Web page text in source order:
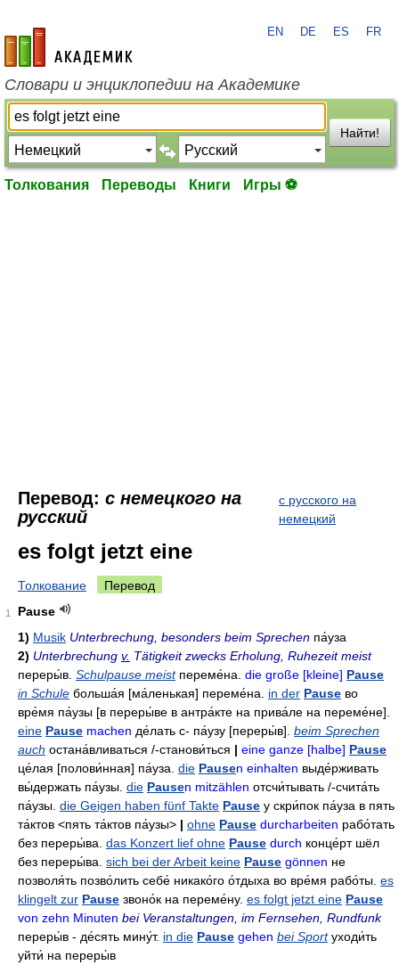
academic.ru
EN DE ES FR
Словари и энциклопедии на Академике
Найти!
Толкования Переводы Книги Игры ⚽
Перевод: с немецкого на
русский
с русского на
немецкий
es folgt jetzt eine
Толкование Перевод
1
Pause
1) Musik Unterbrechung, besonders beim Sprechen па́уза
2) Unterbrechung v. Tätigkeit zwecks Erholung, Ruhezeit meist
переры́в Schulpause meist переме́на die große [kleine] Pause
in Schule больша́я [ма́ленькая] переме́на in der Pause во
вре́мя па́узы [в переры́ве в антра́кте на прива́ле на переме́не].
eine Pause machen де́лать с- па́узу [переры́в]. beim Sprechen
auch остана́вливаться /-станови́ться | eine ganze [halbe] Pause
це́лая [полови́нная] па́уза die Pausen einhalten выде́рживать
вы́держать па́узы die Pausen mitzählen отсчи́тывать /-счита́ть
па́узы die Geigen haben fünf Takte Pause у скри́пок па́уза в пять
та́ктов <пять та́ктов па́узы> | ohne Pause durcharbeiten рабо́тать
без переры́ва das Konzert lief ohne Pause durch конце́рт шёл
без переры́ва sich bei der Arbeit keine Pause gönnen не
позволя́ть позво́лить себе́ никако́го о́тдыха во вре́мя рабо́ты es
klingelt zur Pause звоно́к на переме́ну. es folgt jetzt eine Pause
von zehn Minuten bei Veranstaltungen, im Fernsehen, Rundfunk
переры́в - де́сять мину́т. in die Pause gehen bei Sport уходи́ть
уйти́ на переры́в